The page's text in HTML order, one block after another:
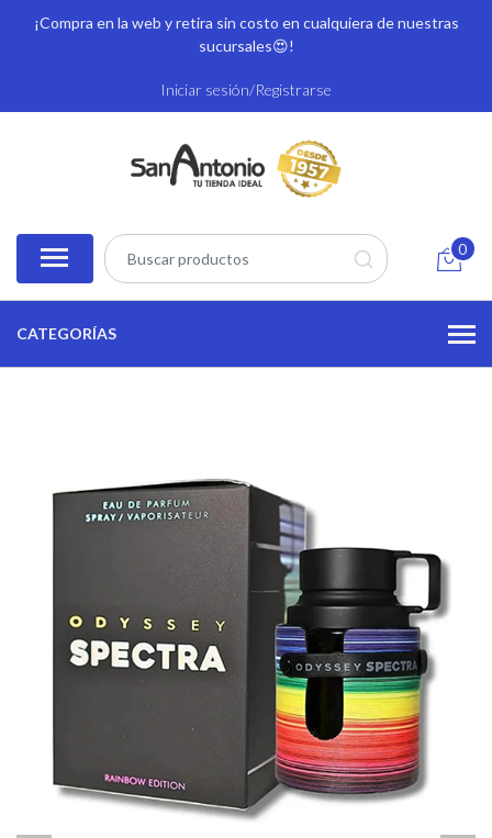
¡Compra en la web y retira sin costo en cualquiera de nuestras
sucursales😍!
Iniciar sesión/Registrarse
0
CATEGORÍAS